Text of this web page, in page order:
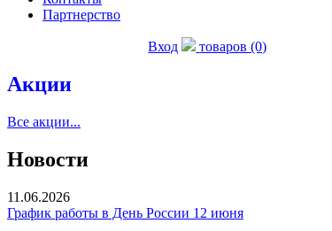
Партнерство
Вход товаров (0)
Акции
Все акции...
Новости
11.06.2026
График работы в День России 12 июня